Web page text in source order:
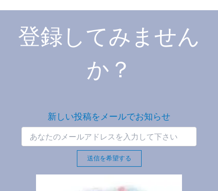
登録してみません
か？
新しい投稿をメールでお知らせ
送信を希望する